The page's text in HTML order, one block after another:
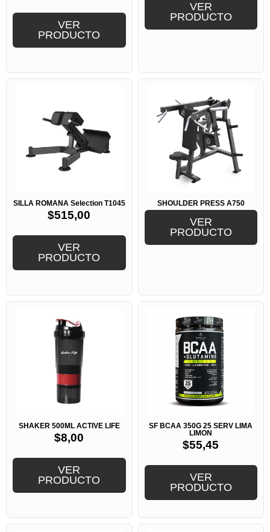
VER
PRODUCTO
VER
PRODUCTO
SILLA ROMANA Selection T1045
$515,00
VER
PRODUCTO
SHOULDER PRESS A750
VER
PRODUCTO
SHAKER 500ML ACTIVE LIFE
$8,00
VER
PRODUCTO
SF BCAA 350G 25 SERV LIMA
LIMON
$55,45
VER
PRODUCTO